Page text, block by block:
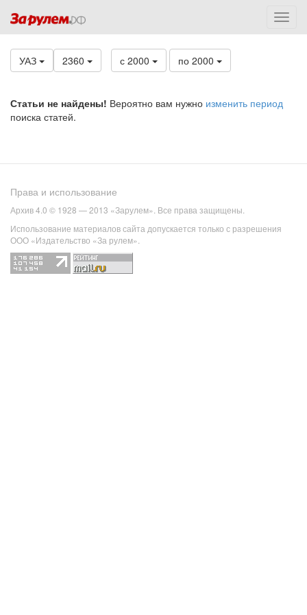
УАЗ 2360 с 2000 по 2000
Статьи не найдены! Вероятно вам нужно изменить период
поиска статей.
Права и использование
Архив 4.0 © 1928 — 2013 «Зарулем». Все права защищены.
Использование материалов сайта допускается только с разрешения
ООО «Издательство «За рулем».